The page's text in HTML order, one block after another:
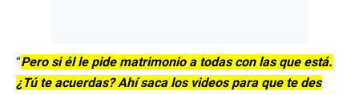
“Pero si él le pide matrimonio a todas con las que está.
¿Tú te acuerdas? Ahí saca los videos para que te des